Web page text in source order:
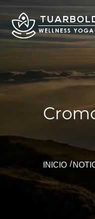
INICIO